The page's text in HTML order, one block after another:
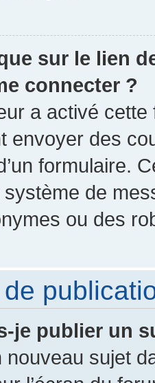
sur le lien
connecter ?
a activé
envoyer des
formulaire.
de
ou des
je publier un
nouveau sujet